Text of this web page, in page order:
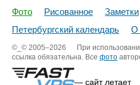
Фото Рисованное
Заметки
Петербургский календарь
О
©_© 2005–2026
При
ссылка обязательна. Все фото
— сайт летает